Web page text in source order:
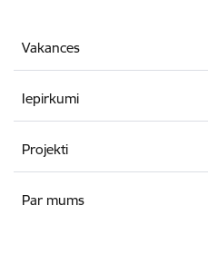
Vakances
Iepirkumi
Projekti
Par mums